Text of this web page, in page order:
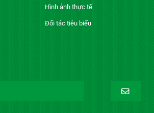
Hình ảnh thực tế
Đối tác tiêu biểu